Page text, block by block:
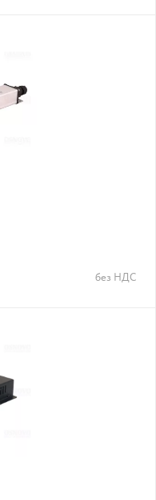
без НДС